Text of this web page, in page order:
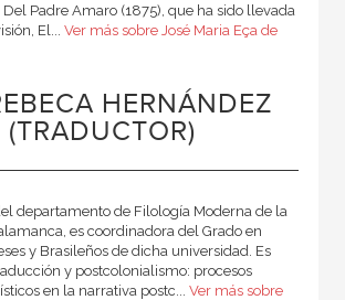
Del Padre Amaro (1875), que ha sido llevada
El... Ver más sobre José Maria Eça de
HERNÁNDEZ
departamento de Filología Moderna de la
es coordinadora del Grado en
y Brasileños de dicha universidad. Es
y postcolonialismo: procesos
en la narrativa postc... Ver más sobre